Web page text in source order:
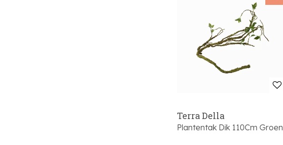
Terra Della
Plantentak Dik 110Cm Groen